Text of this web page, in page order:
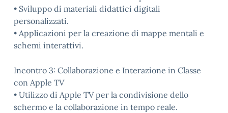
• Sviluppo di materiali didattici digitali
personalizzati.
• Applicazioni per la creazione di mappe mentali e
schemi interattivi.
Incontro 3: Collaborazione e Interazione in Classe
con Apple TV
• Utilizzo di Apple TV per la condivisione dello
schermo e la collaborazione in tempo reale.